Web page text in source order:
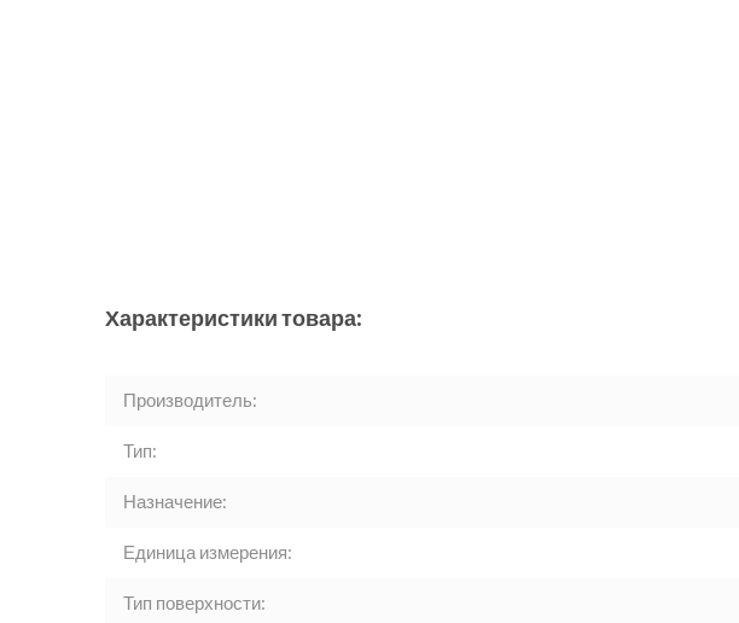
Характеристики товара:
Производитель:
Тип:
Назначение:
Единица измерения:
Тип поверхности: